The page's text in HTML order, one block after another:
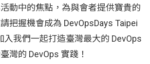
動中的焦點，為與會者提供寶貴的
把握機會成為 DevOpsDays Taipei
入我們一起打造臺灣最大的 DevOps
灣的 DevOps 實踐！